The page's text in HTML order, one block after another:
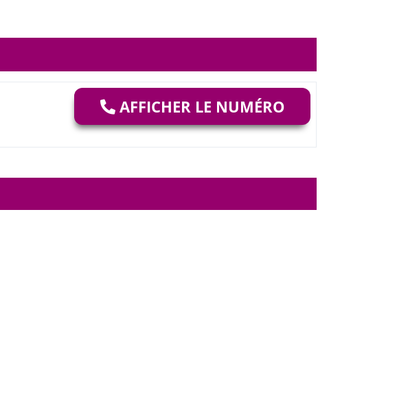
AFFICHER LE NUMÉRO